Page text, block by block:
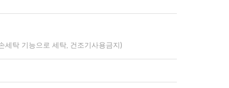
세탁 기능으로 세탁, 건조기사용금지)